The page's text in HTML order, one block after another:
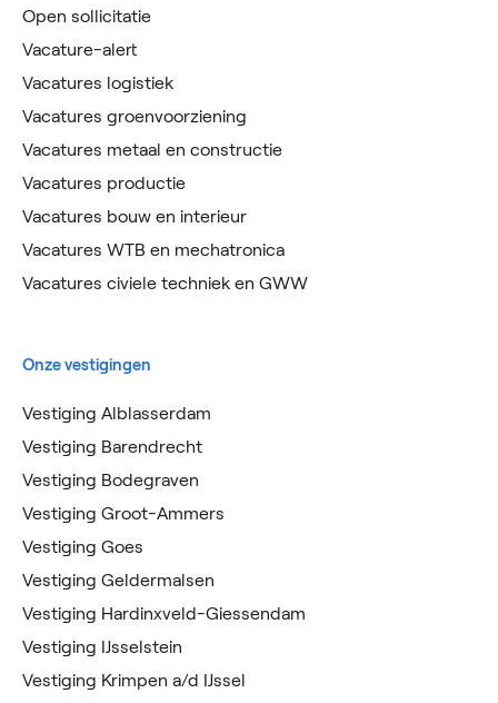
Open sollicitatie
Vacature-alert
Vacatures logistiek
Vacatures groenvoorziening
Vacatures metaal en constructie
Vacatures productie
Vacatures bouw en interieur
Vacatures WTB en mechatronica
Vacatures civiele techniek en GWW
Onze vestigingen
Vestiging Alblasserdam
Vestiging Barendrecht
Vestiging Bodegraven
Vestiging Groot-Ammers
Vestiging Goes
Vestiging Geldermalsen
Vestiging Hardinxveld-Giessendam
Vestiging IJsselstein
Vestiging Krimpen a/d IJssel